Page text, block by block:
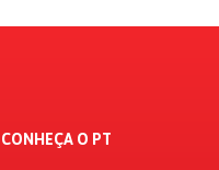
CONHEÇA O PT